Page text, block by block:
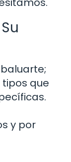
que
y por